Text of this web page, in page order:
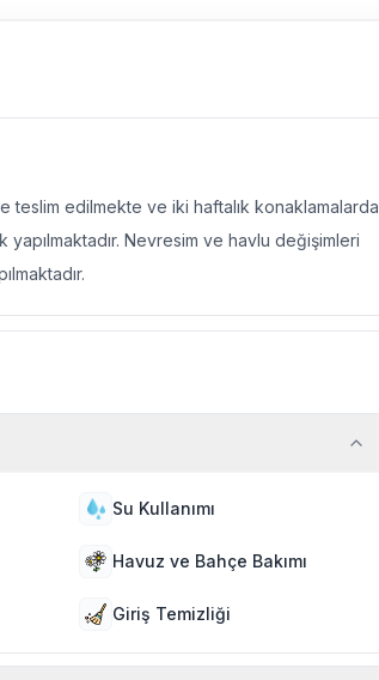
teslim edilmekte ve iki haftalık konaklamalarda
yapılmaktadır. Nevresim ve havlu değişimleri
Su Kullanımı
Havuz ve Bahçe Bakımı
Giriş Temizliği